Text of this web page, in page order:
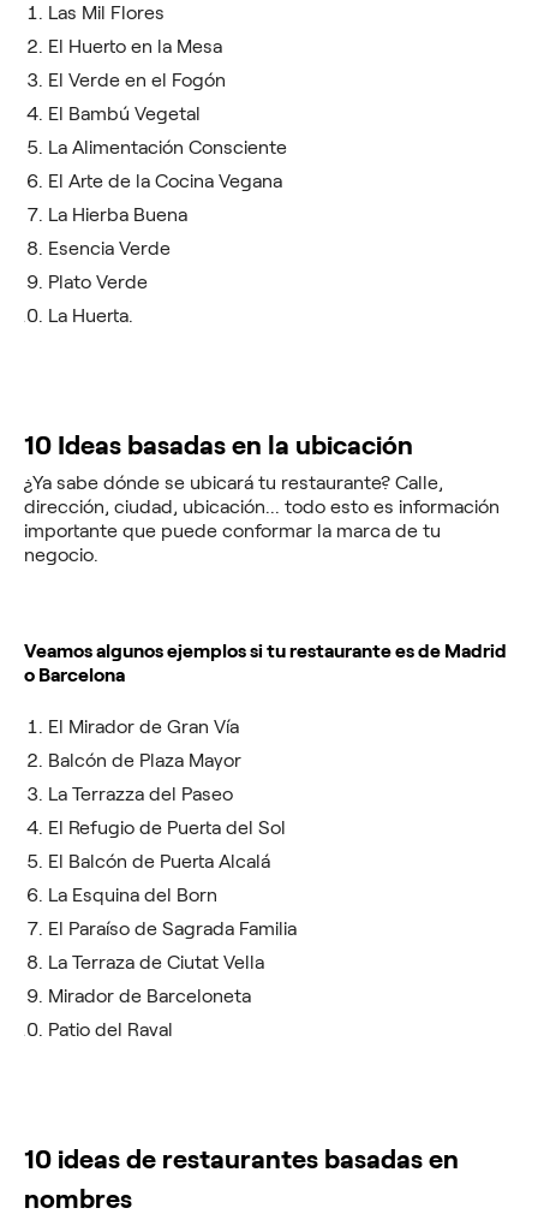
Las Mil Flores
El Huerto en la Mesa
El Verde en el Fogón
El Bambú Vegetal
La Alimentación Consciente
El Arte de la Cocina Vegana
La Hierba Buena
Esencia Verde
Plato Verde
La Huerta.
10 Ideas basadas en la ubicación
¿Ya sabe dónde se ubicará tu restaurante? Calle,
dirección, ciudad, ubicación... todo esto es información
importante que puede conformar la marca de tu
negocio.
Veamos algunos ejemplos si tu restaurante es de Madrid
o Barcelona
El Mirador de Gran Vía
Balcón de Plaza Mayor
La Terrazza del Paseo
El Refugio de Puerta del Sol
El Balcón de Puerta Alcalá
La Esquina del Born
El Paraíso de Sagrada Familia
La Terraza de Ciutat Vella
Mirador de Barceloneta
Patio del Raval
10 ideas de restaurantes basadas en
nombres